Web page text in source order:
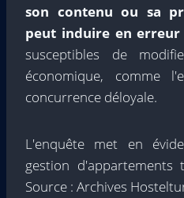
son contenu ou sa
peut induire en erreur
susceptibles de
économique, comme
concurrence déloyale.
L'enquête met en
gestion d'appartements
Source : Archives